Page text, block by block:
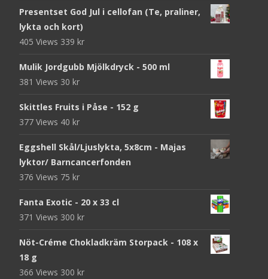
Presentset God Jul i cellofan (Te, praliner,
lykta och kort)
405 Views 339 kr
Mulik Jordgubb Mjölkdryck - 500 ml
381 Views 30 kr
Skittles Fruits i Påse - 152 g
377 Views 40 kr
Eggshell Skål/Ljuslykta, 5x8cm - Majas
lyktor/ Barncancerfonden
376 Views 75 kr
Fanta Exotic - 20 x 33 cl
371 Views 300 kr
Nöt-Créme Chokladkräm Storpack - 108 x
18 g
366 Views 300 kr